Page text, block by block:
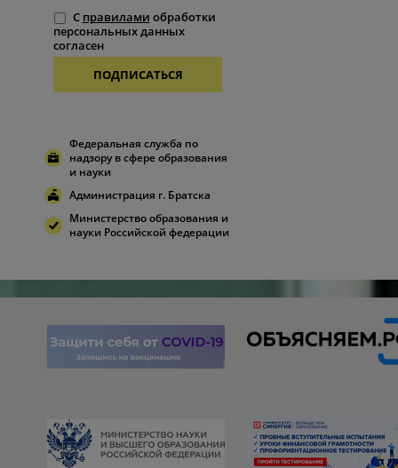
С правилами обработки
персональных данных
согласен
ПОДПИСАТЬСЯ
Федеральная служба по
надзору в сфере образования
и науки
Администрация г. Братска
Министерство образования и
науки Российской федерации